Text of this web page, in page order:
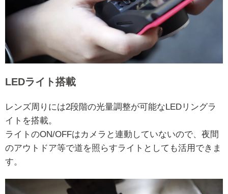
LEDライト搭載
レンズ周りには2段階の光量調整が可能なLEDリングラ
イトを搭載。
ライトのON/OFFはカメラと連動していないので、夜間
のアウトドア等で道を照らすライトとしても活用できま
す。